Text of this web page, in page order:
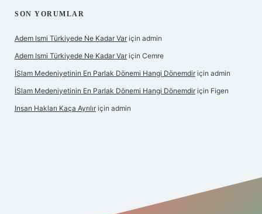
SON YORUMLAR
Adem Ismi Türkiyede Ne Kadar Var için admin
Adem Ismi Türkiyede Ne Kadar Var için Cemre
İSlam Medeniyetinin En Parlak Dönemi Hangi Dönemdir için admin
İSlam Medeniyetinin En Parlak Dönemi Hangi Dönemdir için Figen
Insan Hakları Kaça Ayrılır için admin